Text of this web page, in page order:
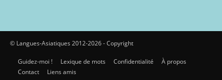
© Langues-Asiatiques 2012-2026 - Copyright
Guidez-moi ! Lexique de mots Confidentialité
À propos
Contact
Liens amis